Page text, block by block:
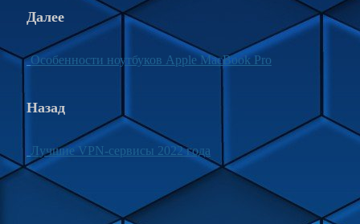
Далее
Особенности ноутбуков Apple MacBook Pro
Назад
Лучшие VPN-сервисы 2022 года